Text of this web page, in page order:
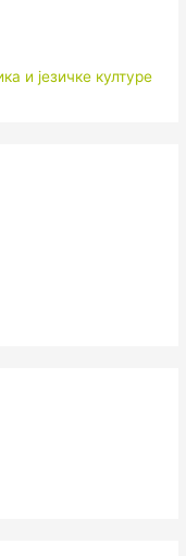
и језичке културе